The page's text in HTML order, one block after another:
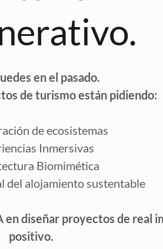
en el pasado.
de turismo están pidiendo:
de ecosistemas
Inmersivas
Biomimética
del alojamiento sustentable
en diseñar proyectos de real
positivo.